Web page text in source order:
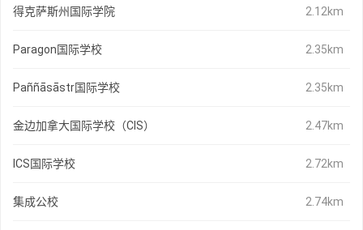
得克萨斯州国际学院 2.12km
Paragon国际学校 2.35km
Paññāsāstr国际学校 2.35km
金边加拿大国际学校（CIS） 2.47km
ICS国际学校 2.72km
集成公校 2.74km